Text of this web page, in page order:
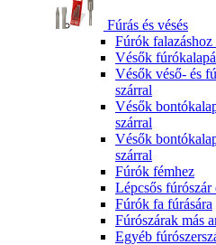
Fúrás és vésés
Fúrók falazáshoz
Vésők
Vésők véső- és
szárral
Vésők
szárral
Vésők
szárral
Fúrók fémhez
Lépcsős
Fúrók fa fúrására
Fúrószárak más
Egyéb